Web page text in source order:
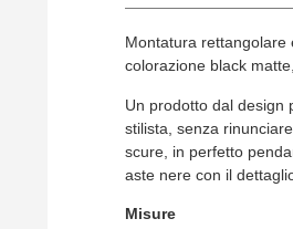
Montatura rettangolare
colorazione black
Un prodotto dal design
stilista, senza
scure, in perfetto
aste nere con il
Misure